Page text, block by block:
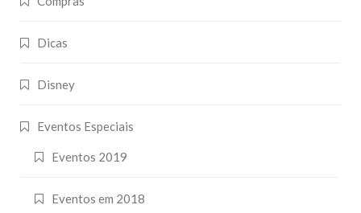
Dicas
Disney
Eventos Especiais
Eventos 2019
Eventos em 2018